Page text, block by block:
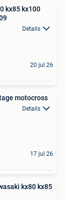
kx85 kx100
Details
20 jul 26
motocross
Details
17 jul 26
kx80 kx85